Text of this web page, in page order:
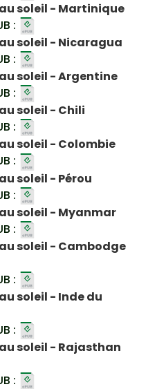
soleil - Martinique
:
soleil - Nicaragua
:
soleil - Argentine
:
soleil - Chili
:
soleil - Colombie
:
soleil - Pérou
:
soleil - Myanmar
:
soleil - Cambodge
:
soleil - Inde du
:
soleil - Rajasthan
: